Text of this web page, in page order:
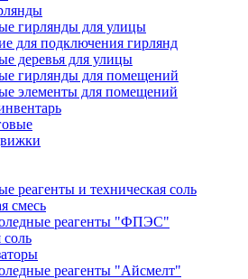
гирлянды для улицы
для подключения гирлянд
деревья для улицы
гирлянды для помещений
элементы для помещений
реагенты и техническая соль
смесь
реагенты "ФПЭС"
соль
реагенты "Айсмелт"